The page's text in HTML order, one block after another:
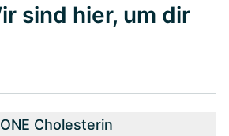
sind hier, um dir
Cholesterin